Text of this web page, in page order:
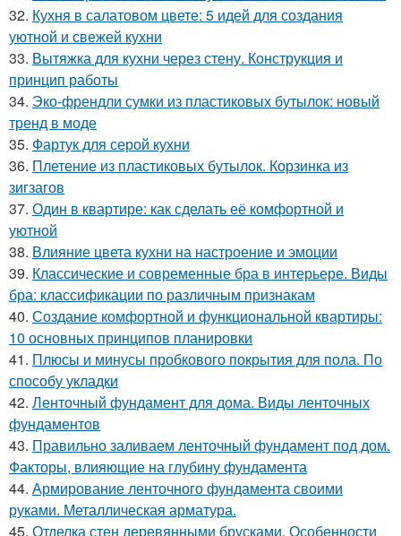
32. Кухня в салатовом цвете: 5 идей для создания
уютной и свежей кухни
33. Вытяжка для кухни через стену. Конструкция и
принцип работы
34. Эко-френдли сумки из пластиковых бутылок: новый
тренд в моде
35. Фартук для серой кухни
36. Плетение из пластиковых бутылок. Корзинка из
зигзагов
37. Один в квартире: как сделать её комфортной и
уютной
38. Влияние цвета кухни на настроение и эмоции
39. Классические и современные бра в интерьере. Виды
бра: классификации по различным признакам
40. Создание комфортной и функциональной квартиры:
10 основных принципов планировки
41. Плюсы и минусы пробкового покрытия для пола. По
способу укладки
42. Ленточный фундамент для дома. Виды ленточных
фундаментов
43. Правильно заливаем ленточный фундамент под дом.
Факторы, влияющие на глубину фундамента
44. Армирование ленточного фундамента своими
руками. Металлическая арматура.
45. Отделка стен деревянными брусками. Особенности